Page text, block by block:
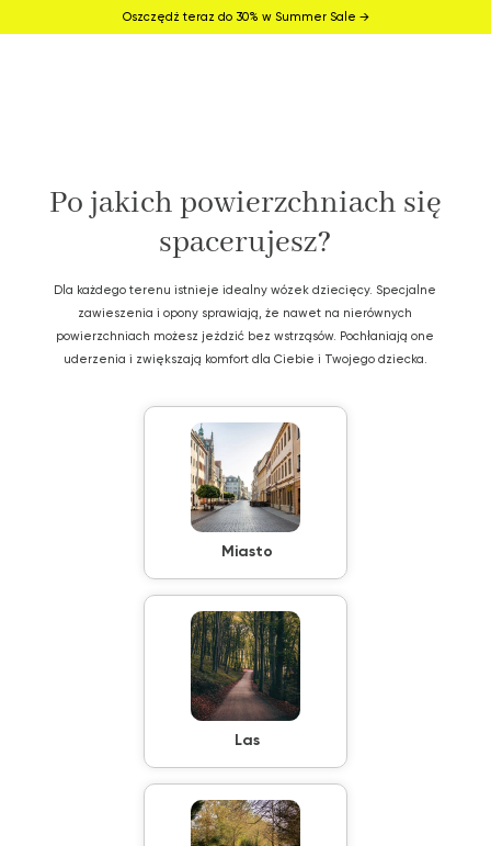
Oszczędź teraz do 30% w Summer Sale →
Po jakich powierzchniach się
spacerujesz?
Dla każdego terenu istnieje idealny wózek dziecięcy. Specjalne
zawieszenia i opony sprawiają, że nawet na nierównych
powierzchniach możesz jeździć bez wstrząsów. Pochłaniają one
uderzenia i zwiększają komfort dla Ciebie i Twojego dziecka.
Miasto
Las